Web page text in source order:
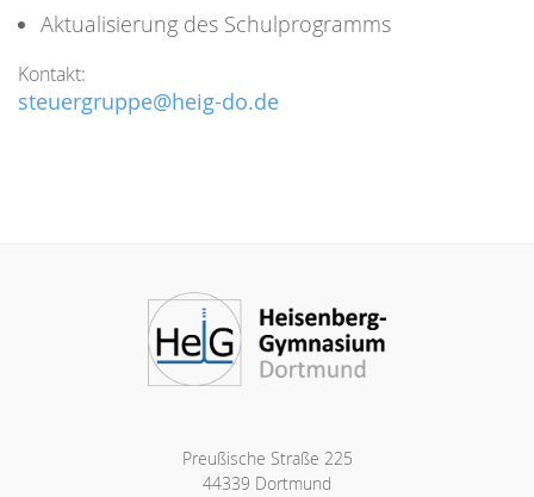
Aktualisierung des Schulprogramms
Kontakt:
steuergruppe@heig-do.de
Preußische Straße 225
44339 Dortmund